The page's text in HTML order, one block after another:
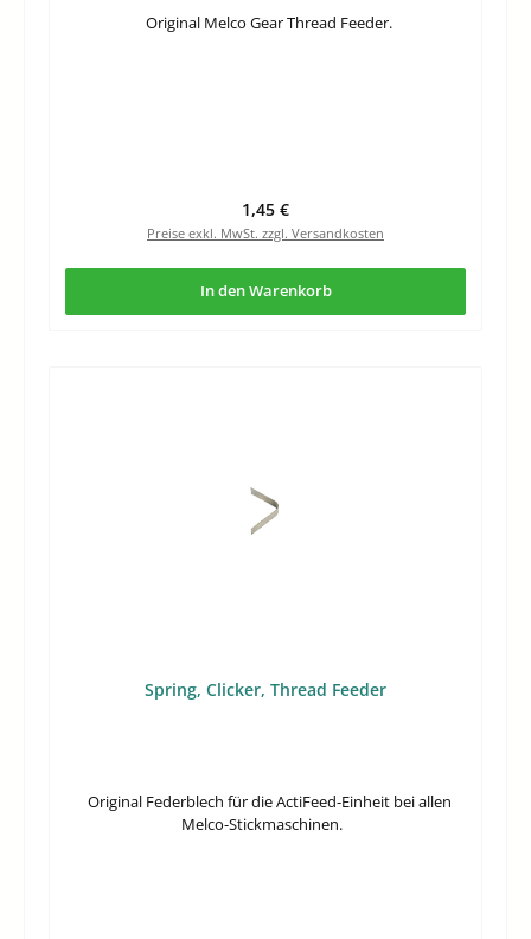
Original Melco Gear Thread Feeder.
Regulärer Preis:
1,45 €
Preise exkl. MwSt. zzgl. Versandkosten
In den Warenkorb
Spring, Clicker, Thread Feeder
Original Federblech für die ActiFeed-Einheit bei allen
Melco-Stickmaschinen.